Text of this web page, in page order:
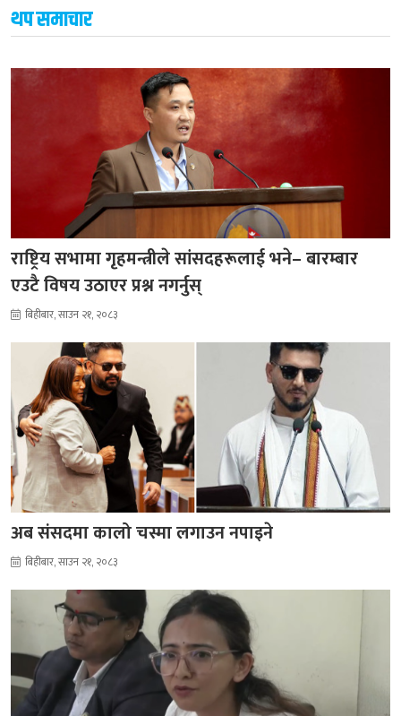
थप समाचार
राष्ट्रिय सभामा गृहमन्त्रीले सांसदहरूलाई भने– बारम्बार
एउटै विषय उठाएर प्रश्न नगर्नुस्
बिहीबार, साउन २१, २०८३
अब संसदमा कालो चस्मा लगाउन नपाइने
बिहीबार, साउन २१, २०८३